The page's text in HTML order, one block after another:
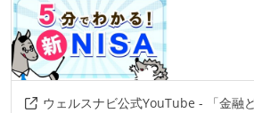
ウェルスナビ公式YouTube - 「金融